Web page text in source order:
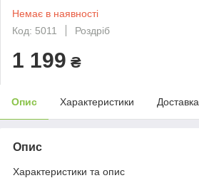
Немає в наявності
Код: 5011
Роздріб
1 199 ₴
Опис Характеристики Доставка
Опис
Характеристики та опис